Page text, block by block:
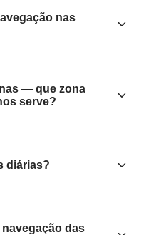
nas
— que zona
serve?
diárias?
das